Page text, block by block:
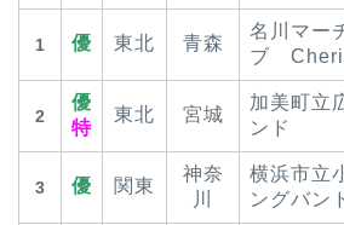
1 優 東北 青森
名川マー
ブ
2
優
特
東北 宮城
加美町立
ンド
3 優 関東
神奈
川
横浜市立
ングバン